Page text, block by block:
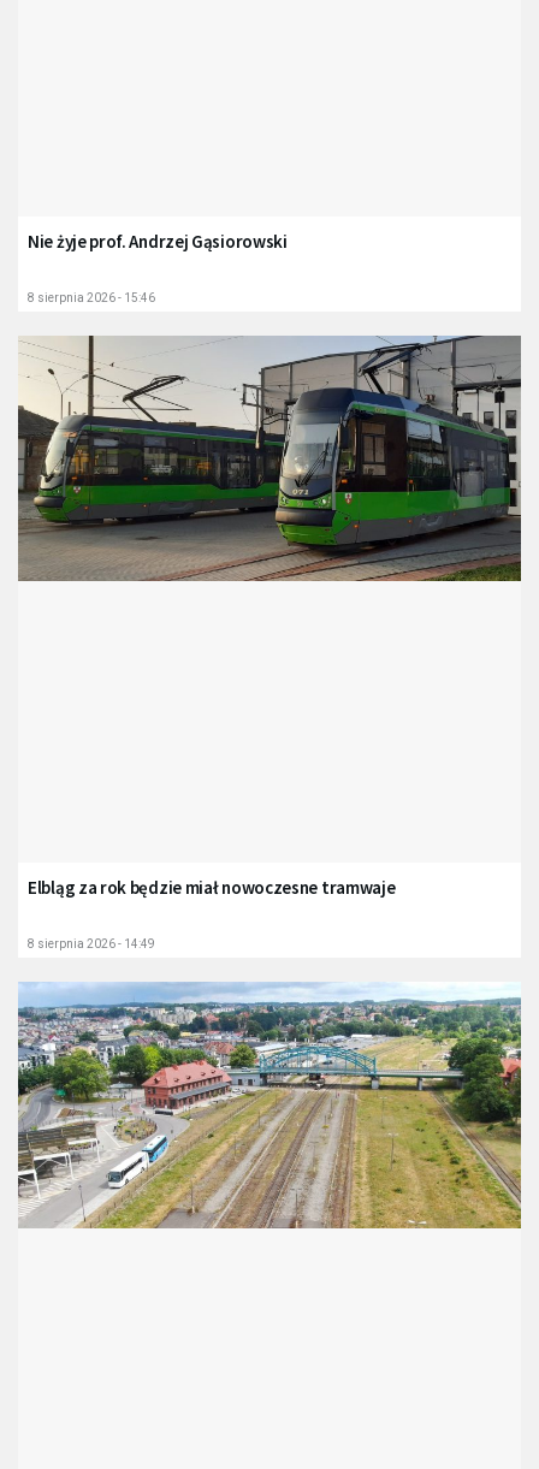
Nie żyje prof. Andrzej Gąsiorowski
8 sierpnia 2026 - 15:46
Elbląg za rok będzie miał nowoczesne tramwaje
8 sierpnia 2026 - 14:49